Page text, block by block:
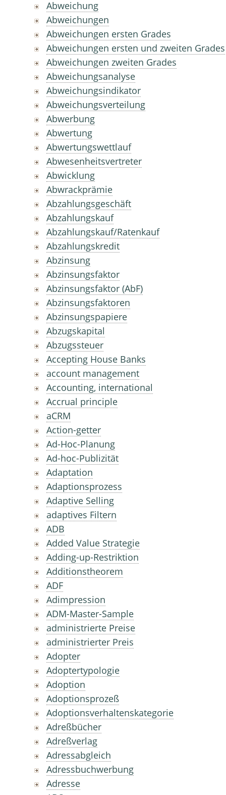
Abweichung
Abweichungen
Abweichungen ersten Grades
Abweichungen ersten und zweiten Grades
Abweichungen zweiten Grades
Abweichungsanalyse
Abweichungsindikator
Abweichungsverteilung
Abwerbung
Abwertung
Abwertungswettlauf
Abwesenheitsvertreter
Abwicklung
Abwrackprämie
Abzahlungsgeschäft
Abzahlungskauf
Abzahlungskauf/Ratenkauf
Abzahlungskredit
Abzinsung
Abzinsungsfaktor
Abzinsungsfaktor (AbF)
Abzinsungsfaktoren
Abzinsungspapiere
Abzugskapital
Abzugssteuer
Accepting House Banks
account management
Accounting, international
Accrual principle
aCRM
Action-getter
Ad-Hoc-Planung
Ad-hoc-Publizität
Adaptation
Adaptionsprozess
Adaptive Selling
adaptives Filtern
ADB
Added Value Strategie
Adding-up-Restriktion
Additionstheorem
ADF
Adimpression
ADM-Master-Sample
administrierte Preise
administrierter Preis
Adopter
Adoptertypologie
Adoption
Adoptionsprozeß
Adoptionsverhaltenskategorie
Adreßbücher
Adreßverlag
Adressabgleich
Adressbuchwerbung
Adresse